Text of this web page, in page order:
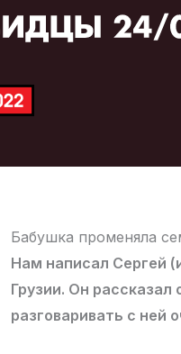
Бабушка променяла
Нам написал Сергей
Грузии. Он
разговаривать с ней